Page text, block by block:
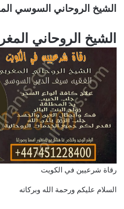
الشيخ الروحاني السوسي
الشيخ الروحاني
رقاة شرعيين في الكويت
السلام عليكم ورحمة الله وبركاته